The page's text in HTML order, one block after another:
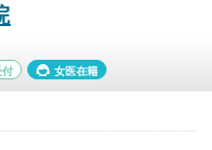
付 女医在籍